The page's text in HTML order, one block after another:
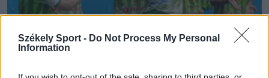
Székely Sport - Do Not Process My Personal
Information